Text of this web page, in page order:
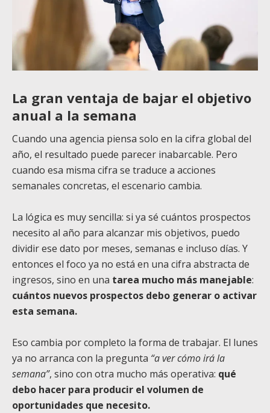
La gran ventaja de bajar el objetivo
anual a la semana
Cuando una agencia piensa solo en la cifra global del
año, el resultado puede parecer inabarcable. Pero
cuando esa misma cifra se traduce a acciones
semanales concretas, el escenario cambia.
La lógica es muy sencilla: si ya sé cuántos prospectos
necesito al año para alcanzar mis objetivos, puedo
dividir ese dato por meses, semanas e incluso días. Y
entonces el foco ya no está en una cifra abstracta de
ingresos, sino en una tarea mucho más manejable:
cuántos nuevos prospectos debo generar o activar
esta semana.
Eso cambia por completo la forma de trabajar. El lunes
ya no arranca con la pregunta “a ver cómo irá la
semana”, sino con otra mucho más operativa: qué
debo hacer para producir el volumen de
oportunidades que necesito.